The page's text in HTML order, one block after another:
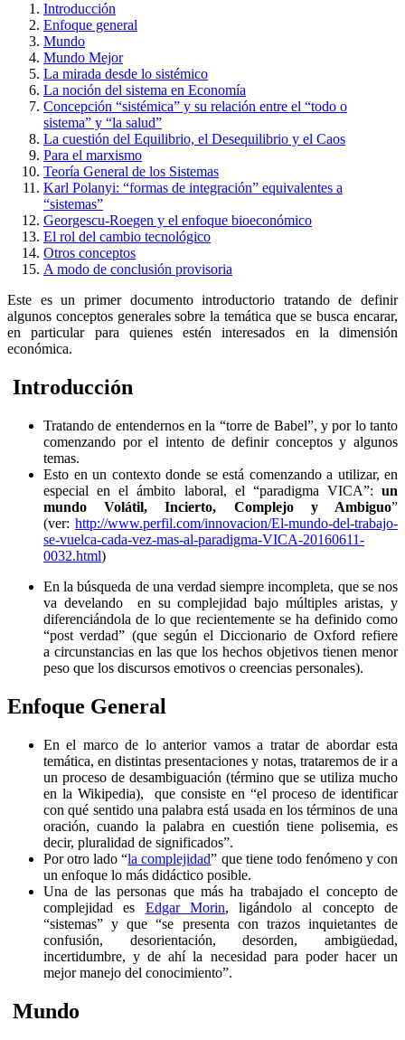
Introducción
Enfoque general
Mundo
Mundo Mejor
La mirada desde lo sistémico
La noción del sistema en Economía
Concepción “sistémica” y su relación entre el “todo o
sistema” y “la salud”
La cuestión del Equilibrio, el Desequilibrio y el Caos
Para el marxismo
Teoría General de los Sistemas
Karl Polanyi: “formas de integración” equivalentes a
“sistemas”
Georgescu-Roegen y el enfoque bioeconómico
El rol del cambio tecnológico
Otros conceptos
A modo de conclusión provisoria
Este es un primer documento introductorio tratando de definir
algunos conceptos generales sobre la temática que se busca encarar,
en particular para quienes estén interesados en la dimensión
económica.
Introducción
Tratando de entendernos en la “torre de Babel”, y por lo tanto
comenzando por el intento de definir conceptos y algunos
temas.
Esto en un contexto donde se está comenzando a utilizar, en
especial en el ámbito laboral, el “paradigma VICA”: un
mundo Volátil, Incierto, Complejo y Ambiguo”
(ver: http://www.perfil.com/innovacion/El-mundo-del-trabajo-
se-vuelca-cada-vez-mas-al-paradigma-VICA-20160611-
0032.html)
En la búsqueda de una verdad siempre incompleta, que se nos
va develando en su complejidad bajo múltiples aristas, y
diferenciándola de lo que recientemente se ha definido como
“post verdad” (que según el Diccionario de Oxford refiere
a circunstancias en las que los hechos objetivos tienen menor
peso que los discursos emotivos o creencias personales).
Enfoque General
En el marco de lo anterior vamos a tratar de abordar esta
temática, en distintas presentaciones y notas, trataremos de ir a
un proceso de desambiguación (término que se utiliza mucho
en la Wikipedia), que consiste en “el proceso de identificar
con qué sentido una palabra está usada en los términos de una
oración, cuando la palabra en cuestión tiene polisemia, es
decir, pluralidad de significados”.
Por otro lado “la complejidad” que tiene todo fenómeno y con
un enfoque lo más didáctico posible.
Una de las personas que más ha trabajado el concepto de
complejidad es Edgar Morin, ligándolo al concepto de
“sistemas” y que “se presenta con trazos inquietantes de
confusión, desorientación, desorden, ambigüedad,
incertidumbre, y de ahí la necesidad para poder hacer un
mejor manejo del conocimiento”.
Mundo